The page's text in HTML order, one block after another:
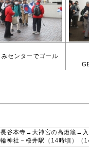
センターでゴール
谷本寺→大神宮の高燈籠→入
社－桜井駅（14時頃）（